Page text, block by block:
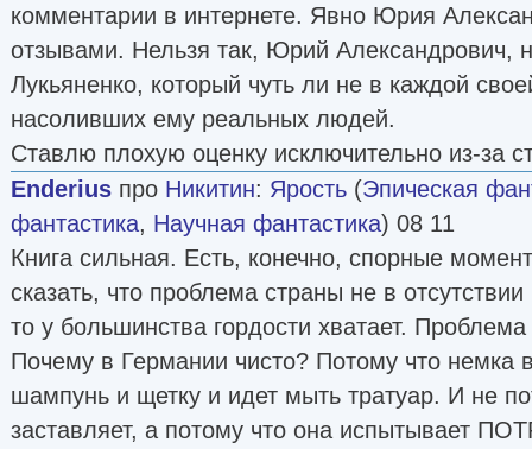
комментарии в интернете. Явно Юрия
отзывами. Нельзя так, Юрий Александрович,
Лукьяненко, который чуть ли не в каждой
насоливших ему реальных людей.
Ставлю плохую оценку исключительно из-за
Enderius про Никитин: Ярость (Эпическая
фантастика, Научная фантастика) 08 11
Книга сильная. Есть, конечно, спорные
сказать, что проблема страны не в
то у большинства гордости хватает.
Почему в Германии чисто? Потому что немка
шампунь и щетку и идет мыть тратуар. И не
заставляет, а потому что она испытывает